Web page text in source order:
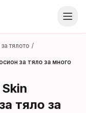
тялото /
за тяло за много
тяло за